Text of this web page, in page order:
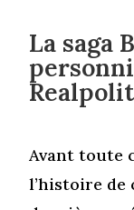
La saga
Avant toute
l’histoire de